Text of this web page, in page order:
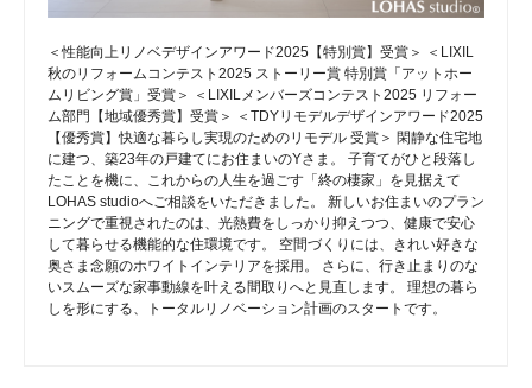
＜性能向上リノベデザインアワード2025【特別賞】受賞＞ ＜LIXIL
秋のリフォームコンテスト2025 ストーリー賞 特別賞「アットホー
ムリビング賞」受賞＞ ＜LIXILメンバーズコンテスト2025 リフォー
ム部門【地域優秀賞】受賞＞ ＜TDYリモデルデザインアワード2025
【優秀賞】快適な暮らし実現のためのリモデル 受賞＞ 閑静な住宅地
に建つ、築23年の戸建てにお住まいのYさま。 子育てがひと段落し
たことを機に、これからの人生を過ごす「終の棲家」を見据えて
LOHAS studioへご相談をいただきました。 新しいお住まいのプラン
ニングで重視されたのは、光熱費をしっかり抑えつつ、健康で安心
して暮らせる機能的な住環境です。 空間づくりには、きれい好きな
奥さま念願のホワイトインテリアを採用。 さらに、行き止まりのな
いスムーズな家事動線を叶える間取りへと見直します。 理想の暮ら
しを形にする、トータルリノベーション計画のスタートです。